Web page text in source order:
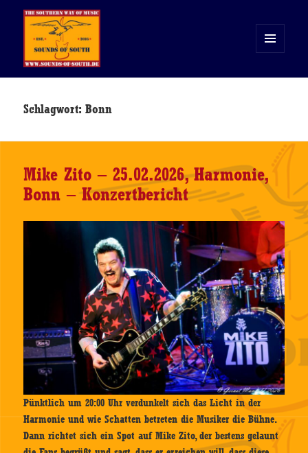
WIDGETS
Schlagwort:Bonn
Mike Zito – 25.02.2026, Harmonie,
Bonn – Konzertbericht
Pünktlich um 20:00 Uhr verdunkelt sich das Licht in der
Harmonie und wie Schatten betreten die Musiker die Bühne.
Dann richtet sich ein Spot auf Mike Zito, der bestens gelaunt